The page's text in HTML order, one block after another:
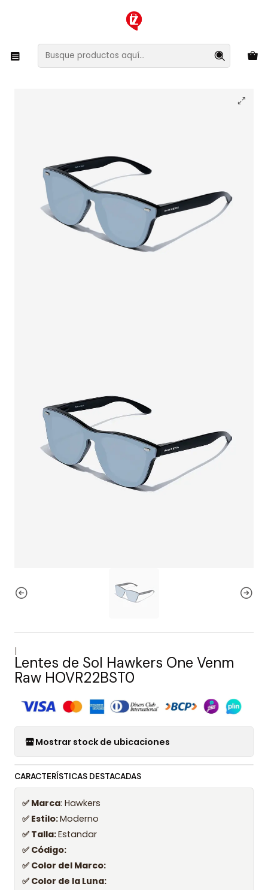
XMAS SALE ¡Compra antes de que la oferta termine!
Lentes y Accesorios Lentes de Sol
Lentes de Sol Hawkers One Venm Raw HOVR22BST0
|
Lentes de Sol Hawkers One Venm
Raw HOVR22BST0
Mostrar stock de ubicaciones
CARACTERÍSTICAS DESTACADAS
✅ Marca: Hawkers
✅ Estilo:Moderno
✅ Talla:Estandar
✅ Código:
✅ Color del Marco:
✅ Color de la Luna: